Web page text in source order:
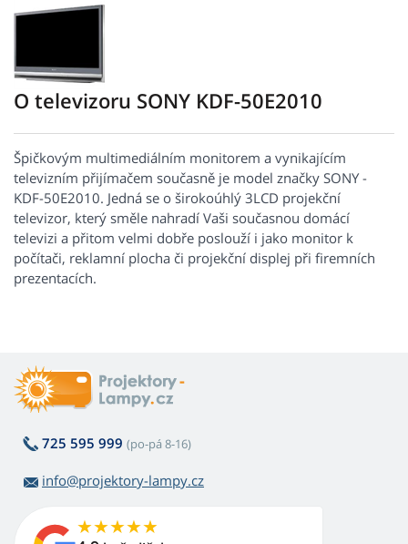
O televizoru SONY KDF-50E2010
Špičkovým multimediálním monitorem a vynikajícím
televizním přijímačem současně je model značky SONY -
KDF-50E2010. Jedná se o širokoúhlý 3LCD projekční
televizor, který směle nahradí Vaši současnou domácí
televizi a přitom velmi dobře poslouží i jako monitor k
počítači, reklamní plocha či projekční displej při firemních
prezentacích.
725 595 999 (po-pá 8-16)
info@projektory-lampy.cz